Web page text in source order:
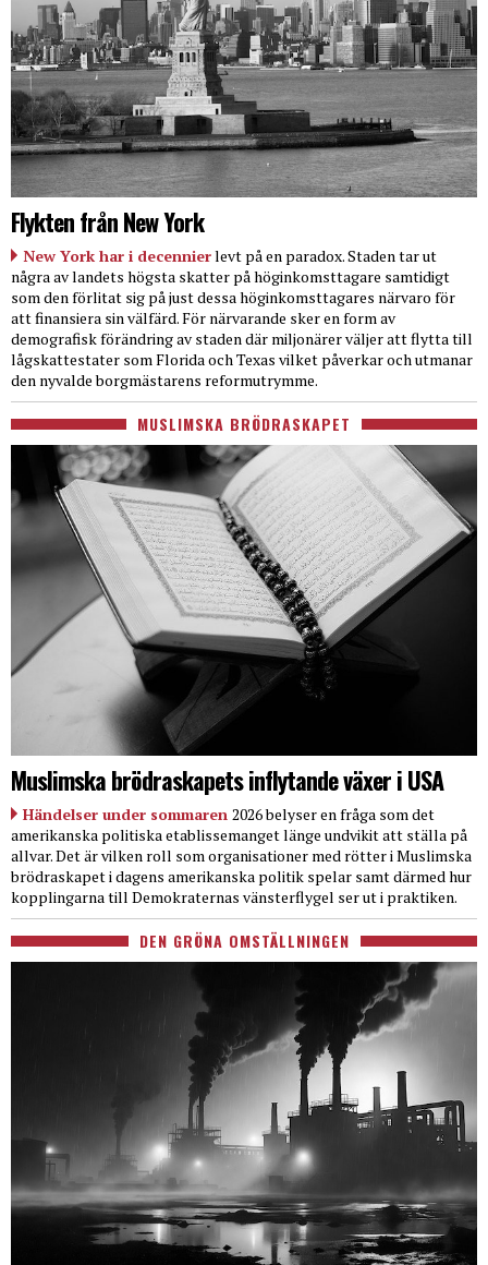
Flykten från New York
New York har i decennierlevt på en paradox. Staden tar ut
några av landets högsta skatter på höginkomsttagare samtidigt
som den förlitat sig på just dessa höginkomsttagares närvaro för
att finansiera sin välfärd. För närvarande sker en form av
demografisk förändring av staden där miljonärer väljer att flytta till
lågskattestater som Florida och Texas vilket påverkar och utmanar
den nyvalde borgmästarens reformutrymme.
MUSLIMSKA BRÖDRASKAPET
Muslimska brödraskapets inflytande växer i USA
Händelser under sommaren 2026 belyser en fråga som det
amerikanska politiska etablissemanget länge undvikit att ställa på
allvar. Det är vilken roll som organisationer med rötter i Muslimska
brödraskapet i dagens amerikanska politik spelar samt därmed hur
kopplingarna till Demokraternas vänsterflygel ser ut i praktiken.
DEN GRÖNA OMSTÄLLNINGEN